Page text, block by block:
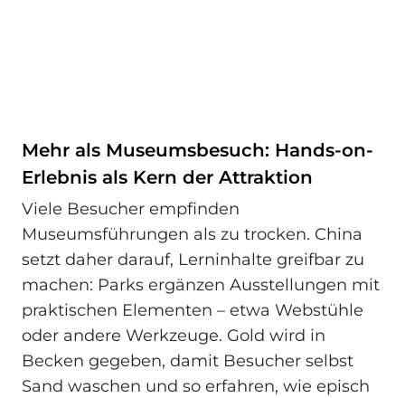
Mehr als Museumsbesuch: Hands-on-
Erlebnis als Kern der Attraktion
Viele Besucher empfinden
Museumsführungen als zu trocken. China
setzt daher darauf, Lerninhalte greifbar zu
machen: Parks ergänzen Ausstellungen mit
praktischen Elementen – etwa Webstühle
oder andere Werkzeuge. Gold wird in
Becken gegeben, damit Besucher selbst
Sand waschen und so erfahren, wie episch